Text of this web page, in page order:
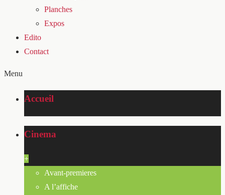
Planches
Expos
Edito
Contact
Menu
Accueil
Cinema
+
Avant-premieres
A l’affiche